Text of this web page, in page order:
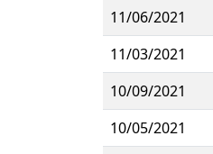
11/06/2021
11/03/2021
10/09/2021
10/05/2021